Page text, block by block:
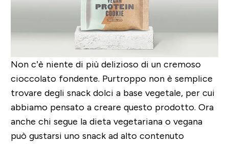
Non c’è niente di più delizioso di un cremoso
cioccolato fondente. Purtroppo non è semplice
trovare degli snack dolci a base vegetale, per cui
abbiamo pensato a creare questo prodotto. Ora
anche chi segue la dieta vegetariana o vegana
può gustarsi uno snack ad alto contenuto